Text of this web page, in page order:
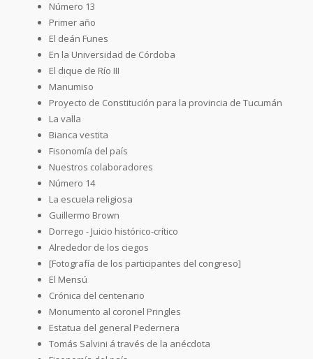
Número 13
Primer año
El deán Funes
En la Universidad de Córdoba
El dique de Río III
Manumiso
Proyecto de Constitución para la provincia de Tucumán
La valla
Bianca vestita
Fisonomía del país
Nuestros colaboradores
Número 14
La escuela religiosa
Guillermo Brown
Dorrego - Juicio histórico-crítico
Alrededor de los ciegos
[Fotografía de los participantes del congreso]
El Mensú
Crónica del centenario
Monumento al coronel Pringles
Estatua del general Pedernera
Tomás Salvini á través de la anécdota